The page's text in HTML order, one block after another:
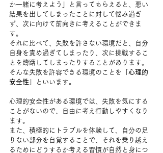
か一緒に考えよう」と言ってもらえると、悪い
結果を出してしまったことに対して悩み過ぎ
ず、次に向けて前向きに考えることができま
す。
それに比べて、失敗を許さない環境だと、自分
自身を責め過ぎてしまったり、次に挑戦するこ
とを躊躇してしまったりすることがあります。
そんな失敗を許容できる環境のことを「 心理的
安全性 」といいます。
心理的安全性がある環境では、失敗を気にする
ことがないので、自由に考え行動しやすくなり
ます。
また、積極的にトラブルを体験して、自分の足
りない部分を自覚することで、それを乗り越え
るためにどうするか考える習慣が自然と身につ